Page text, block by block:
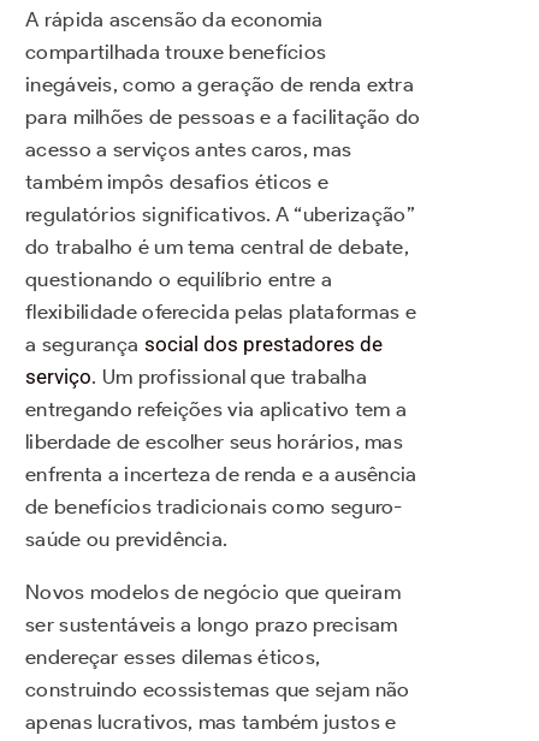
A rápida ascensão da economia
compartilhada trouxe benefícios
inegáveis, como a geração de renda extra
para milhões de pessoas e a facilitação do
acesso a serviços antes caros, mas
também impôs desafios éticos e
regulatórios significativos. A “uberização”
do trabalho é um tema central de debate,
questionando o equilíbrio entre a
flexibilidade oferecida pelas plataformas e
a segurança social dos prestadores de
serviço. Um profissional que trabalha
entregando refeições via aplicativo tem a
liberdade de escolher seus horários, mas
enfrenta a incerteza de renda e a ausência
de benefícios tradicionais como seguro-
saúde ou previdência.
Novos modelos de negócio que queiram
ser sustentáveis a longo prazo precisam
endereçar esses dilemas éticos,
construindo ecossistemas que sejam não
apenas lucrativos, mas também justos e